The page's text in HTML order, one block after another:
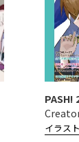
PASH!
イラスト